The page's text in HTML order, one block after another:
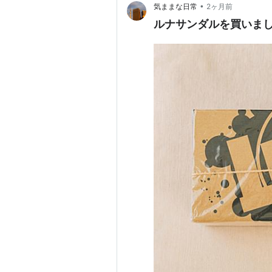
気ままな日常 • 2ヶ月前
ルナサンダルを買いま